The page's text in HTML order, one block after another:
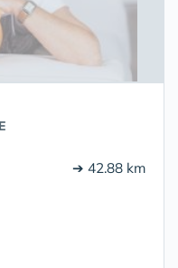
➔ 42.88 km